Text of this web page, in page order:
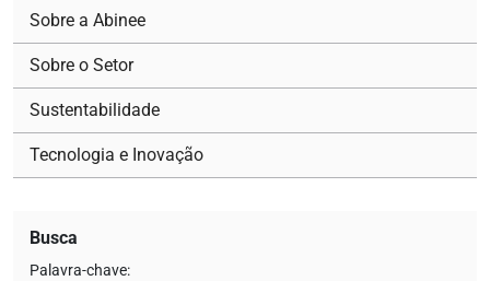
Sobre a Abinee
Sobre o Setor
Sustentabilidade
Tecnologia e Inovação
Busca
Palavra-chave: